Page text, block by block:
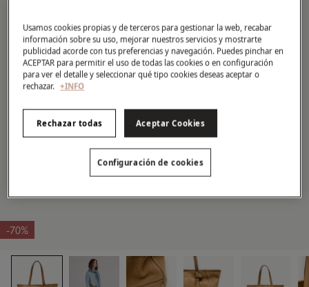
-70%
Usamos cookies propias y de terceros para gestionar la web, recabar
información sobre su uso, mejorar nuestros servicios y mostrarte
publicidad acorde con tus preferencias y navegación. Puedes pinchar en
ACEPTAR para permitir el uso de todas las cookies o en configuración
para ver el detalle y seleccionar qué tipo cookies deseas aceptar o
rechazar. +INFO
Rechazar todas Aceptar Cookies
Configuración de cookies